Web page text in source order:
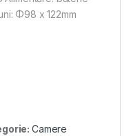
Φ98 x 122mm
Camere